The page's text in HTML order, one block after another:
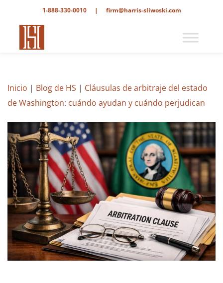
1-888-330-0010 | firm@harris-sliwoski.com
Inicio | Blog de HS | Cláusulas de arbitraje del estado
de Washington: cuándo ayudan y cuándo perjudican